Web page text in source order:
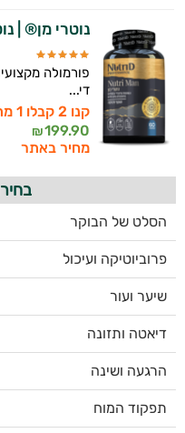
נוטרי מן® |
פורמולה
די...
קנו 2 קבלו 1 מתנה
199.90
₪
מחיר באתר
הסלט של הבוקר
פרוביוטיקה ועיכול
שיער ועור
דיאטה ותזונה
הרגעה ושינה
תפקוד המוח